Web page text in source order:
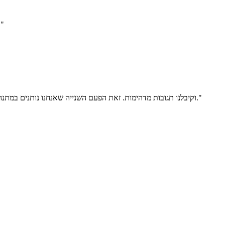
"ברצוננו להודות לצוות מפה של שיתוף
"חילקנו את הספר חגים אוכלים מטיילים ללקוחות מועדון VOLVOXC וקיבלנו תגובות מדהימות. זאת הפעם השנייה שאנחנו נותנים במתנה ספר של מפה ותמיד המתנה היא בינגו. קשה לפספס עם מתנה כל כך איכותית."